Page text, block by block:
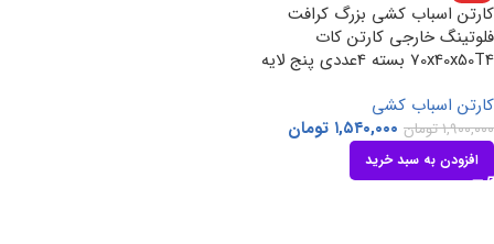
کارتن اسباب کشی بزرگ کرافت
فلوتینگ خارجی کارتن کات
70x40x50T4 بسته 4عددی پنج لایه
کارتن اسباب کشی
۱,۹۰۰,۰۰۰تومان ۱,۵۴۰,۰۰۰ تومان
افزودن به سبد خرید